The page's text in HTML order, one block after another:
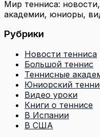
Мир тенниса:
академии, юниоры,
Рубрики
Новости тенниса
Большой теннис
Теннисные
Юниорский
Видео уроки
Книги о теннисе
В Испании
В США